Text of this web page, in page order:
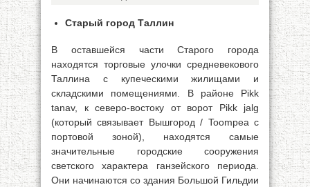
Старый город Таллин
В оставшейся части Старого города
находятся торговые улочки средневекового
Таллина с купеческими жилищами и
складскими помещениями. В районе Pikk
tanav, к северо-востоку от ворот Pikk jalg
(который связывает Вышгород / Toompea с
портовой зоной), находятся самые
значительные городские сооружения
светского характера ганзейского периода.
Они начинаются со здания Большой Гильдии